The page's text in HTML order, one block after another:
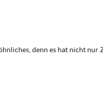
denn es hat nicht